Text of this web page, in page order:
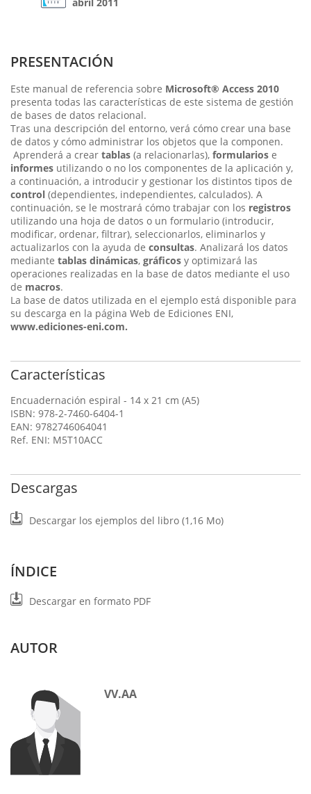
PRESENTACIÓN
Este manual de referencia sobre Microsoft® Access 2010
presenta todas las características de este sistema de gestión
de bases de datos relacional.
Tras una descripción del entorno, verá cómo crear una base
de datos y cómo administrar los objetos que la componen.
Aprenderá a crear tablas (a relacionarlas), formularios e
informes utilizando o no los componentes de la aplicación y,
a continuación, a introducir y gestionar los distintos tipos de
control (dependientes, independientes, calculados). A
continuación, se le mostrará cómo trabajar con los registros
utilizando una hoja de datos o un formulario (introducir,
modificar, ordenar, filtrar), seleccionarlos, eliminarlos y
actualizarlos con la ayuda de consultas. Analizará los datos
mediante tablas dinámicas, gráficos y optimizará las
operaciones realizadas en la base de datos mediante el uso
de macros.
La base de datos utilizada en el ejemplo está disponible para
su descarga en la página Web de Ediciones ENI,
www.ediciones-eni.com.
Características
Encuadernación espiral - 14 x 21 cm (A5)
ISBN: 978-2-7460-6404-1
EAN: 9782746064041
Ref. ENI: M5T10ACC
Descargas
Descargar los ejemplos del libro (1,16 Mo)
ÍNDICE
Descargar en formato PDF
AUTOR
VV.AA